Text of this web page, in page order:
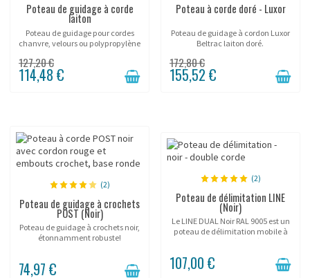
Poteau de guidage à corde
laiton
Poteau de guidage pour cordes
chanvre, velours ou polypropylène
127,20 €
114,48 €
Poteau à corde doré - Luxor
Poteau de guidage à cordon Luxor
Beltrac laiton doré.
172,80 €
155,52 €
(2)
Poteau de guidage à crochets
POST (Noir)
Poteau de guidage à crochets noir,
étonnamment robuste!
74,97 €
(2)
Poteau de délimitation LINE
(Noir)
Le LINE DUAL Noir RAL 9005 est un
poteau de délimitation mobile à
double corde, spécialisé dans le
flux lors d'événements. Sa
107,00 €